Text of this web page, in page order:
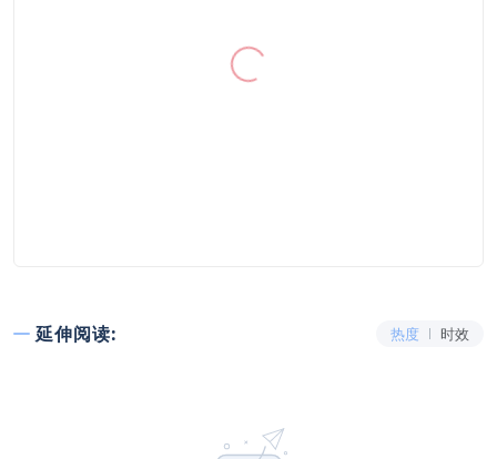
延伸阅读: 热度 时效